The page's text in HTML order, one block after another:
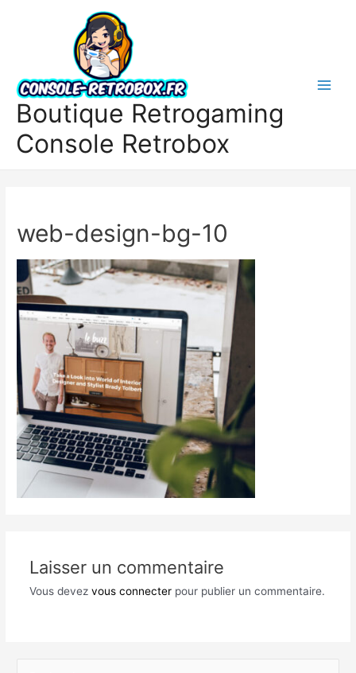
Boutique Retrogaming
Console Retrobox
web-design-bg-10
Laisser un commentaire
Vous devez vous connecterpour publier un commentaire.